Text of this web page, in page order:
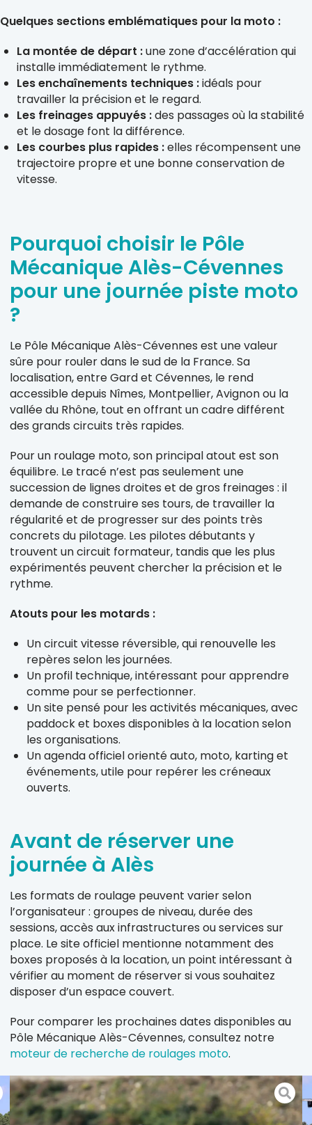
Quelques sections emblématiques pour la moto :
La montée de départ :une zone d’accélération qui
installe immédiatement le rythme.
Les enchaînements techniques :idéals pour
travailler la précision et le regard.
Les freinages appuyés :des passages où la stabilité
et le dosage font la différence.
Les courbes plus rapides :elles récompensent une
trajectoire propre et une bonne conservation de
vitesse.
Pourquoi choisir le Pôle
Mécanique Alès-Cévennes
pour une journée piste moto
?
Le Pôle Mécanique Alès-Cévennes est une valeur
sûre pour rouler dans le sud de la France. Sa
localisation, entre Gard et Cévennes, le rend
accessible depuis Nîmes, Montpellier, Avignon ou la
vallée du Rhône, tout en offrant un cadre différent
des grands circuits très rapides.
Pour un roulage moto, son principal atout est son
équilibre. Le tracé n’est pas seulement une
succession de lignes droites et de gros freinages : il
demande de construire ses tours, de travailler la
régularité et de progresser sur des points très
concrets du pilotage. Les pilotes débutants y
trouvent un circuit formateur, tandis que les plus
expérimentés peuvent chercher la précision et le
rythme.
Atouts pour les motards :
Un circuit vitesse réversible, qui renouvelle les
repères selon les journées.
Un profil technique, intéressant pour apprendre
comme pour se perfectionner.
Un site pensé pour les activités mécaniques, avec
paddock et boxes disponibles à la location selon
les organisations.
Un agenda officiel orienté auto, moto, karting et
événements, utile pour repérer les créneaux
ouverts.
Avant de réserver une
journée à Alès
Les formats de roulage peuvent varier selon
l’organisateur : groupes de niveau, durée des
sessions, accès aux infrastructures ou services sur
place. Le site officiel mentionne notamment des
boxes proposés à la location, un point intéressant à
vérifier au moment de réserver si vous souhaitez
disposer d’un espace couvert.
Pour comparer les prochaines dates disponibles au
Pôle Mécanique Alès-Cévennes, consultez notre
moteur de recherche de roulages moto.